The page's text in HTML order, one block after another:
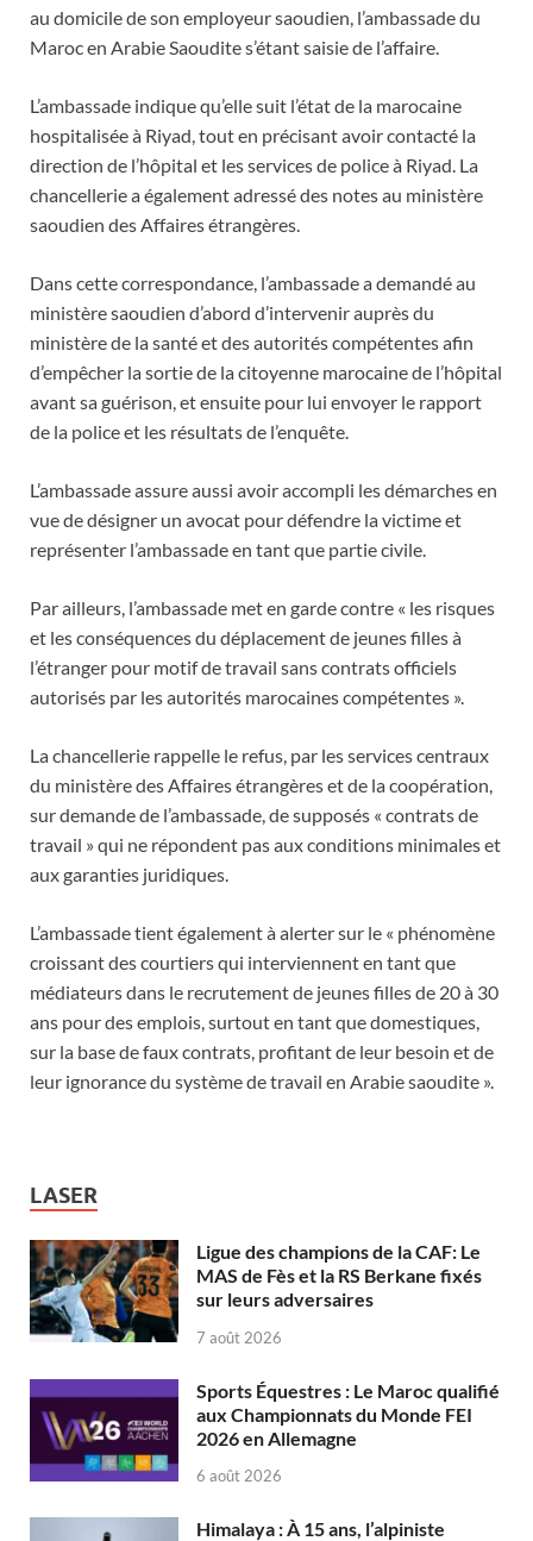
au domicile de son employeur saoudien, l’ambassade du
Maroc en Arabie Saoudite s’étant saisie de l’affaire.
L’ambassade indique qu’elle suit l’état de la marocaine
hospitalisée à Riyad, tout en précisant avoir contacté la
direction de l’hôpital et les services de police à Riyad. La
chancellerie a également adressé des notes au ministère
saoudien des Affaires étrangères.
Dans cette correspondance, l’ambassade a demandé au
ministère saoudien d’abord d’intervenir auprès du
ministère de la santé et des autorités compétentes afin
d’empêcher la sortie de la citoyenne marocaine de l’hôpital
avant sa guérison, et ensuite pour lui envoyer le rapport
de la police et les résultats de l’enquête.
L’ambassade assure aussi avoir accompli les démarches en
vue de désigner un avocat pour défendre la victime et
représenter l’ambassade en tant que partie civile.
Par ailleurs, l’ambassade met en garde contre « les risques
et les conséquences du déplacement de jeunes filles à
l’étranger pour motif de travail sans contrats officiels
autorisés par les autorités marocaines compétentes ».
La chancellerie rappelle le refus, par les services centraux
du ministère des Affaires étrangères et de la coopération,
sur demande de l’ambassade, de supposés « contrats de
travail » qui ne répondent pas aux conditions minimales et
aux garanties juridiques.
L’ambassade tient également à alerter sur le « phénomène
croissant des courtiers qui interviennent en tant que
médiateurs dans le recrutement de jeunes filles de 20 à 30
ans pour des emplois, surtout en tant que domestiques,
sur la base de faux contrats, profitant de leur besoin et de
leur ignorance du système de travail en Arabie saoudite ».
LASER
Ligue des champions de la CAF: Le
MAS de Fès et la RS Berkane fixés
sur leurs adversaires
7 août 2026
Sports Équestres : Le Maroc qualifié
aux Championnats du Monde FEI
2026 en Allemagne
6 août 2026
Himalaya : À 15 ans, l’alpiniste